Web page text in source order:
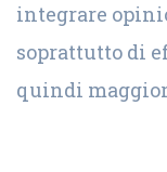
integrare
soprattutto di
quindi